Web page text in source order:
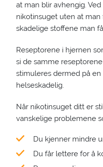
at man blir avhengig.
nikotinsuget uten at man
skadelige stoffene man
Reseptorene i hjernen
si de samme
stimuleres dermed på
helseskadelig.
Når nikotinsuget ditt er
vanskelige problemene
Du kjenner mindre
Du får lettere for å